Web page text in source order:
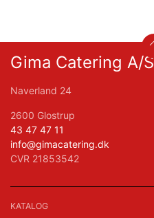
Gima Catering A/S
Naverland 24
2600 Glostrup
43 47 47 11
info@gimacatering.dk
CVR 21853542
KATALOG